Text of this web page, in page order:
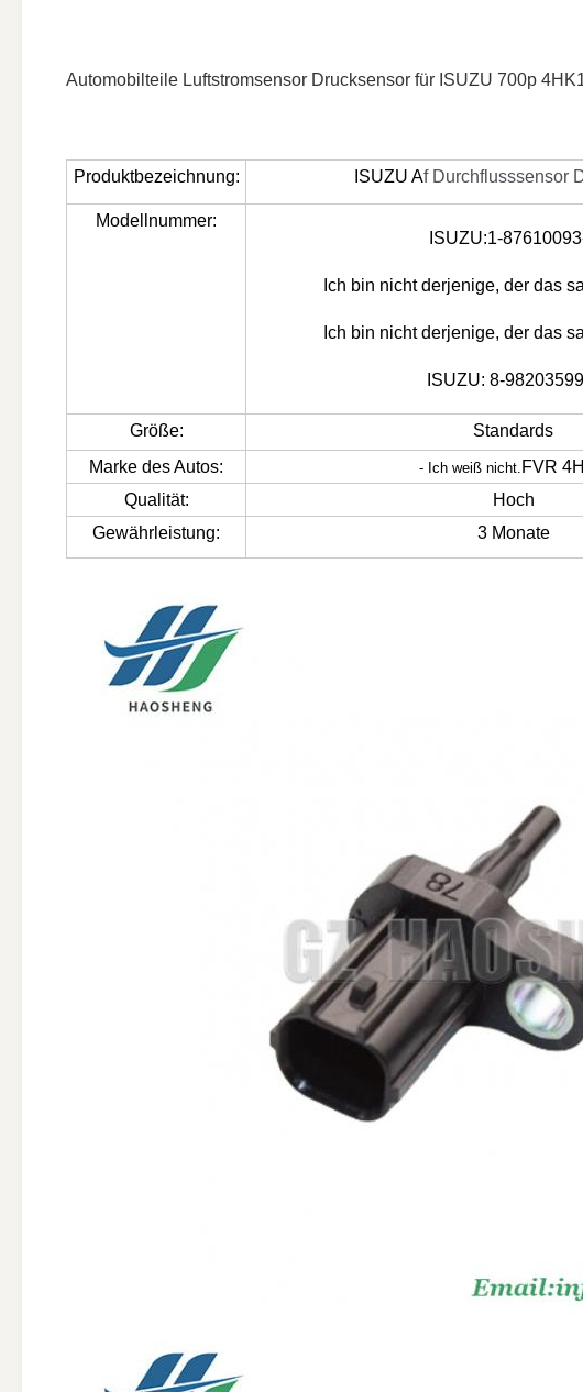
Automobilteile Luftstromsensor Drucksensor für ISUZU 700p
Produktbezeichnung: ISUZU Af Durchflusssensor
Modellnummer:
ISUZU:1-
Ich bin nicht derjenige, der das
Ich bin nicht derjenige, der das
ISUZU: 8-
Größe:
Standards
Marke des Autos:
- Ich weiß nicht. FVR
Qualität:
Hoch
Gewährleistung:
3 Monate